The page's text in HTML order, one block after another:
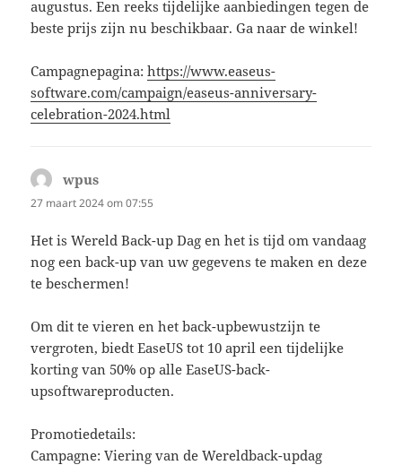
augustus. Een reeks tijdelijke aanbiedingen tegen de
beste prijs zijn nu beschikbaar. Ga naar de winkel!
Campagnepagina:https://www.easeus-
software.com/campaign/easeus-anniversary-
celebration-2024.html
wpus
27 maart 2024 om 07:55
Het is Wereld Back-up Dag en het is tijd om vandaag
nog een back-up van uw gegevens te maken en deze
te beschermen!
Om dit te vieren en het back-upbewustzijn te
vergroten, biedt EaseUS tot 10 april een tijdelijke
korting van 50% op alle EaseUS-back-
upsoftwareproducten.
Promotiedetails:
Campagne: Viering van de Wereldback-updag